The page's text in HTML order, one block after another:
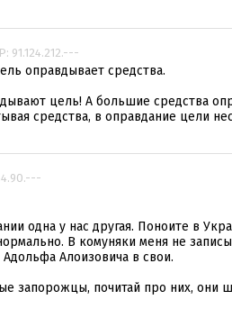
91.124.212.---
оправдывает средства.
цель! А большие средства
средства, в оправдание цели
одна у нас другая. Поноите в
В комуняки меня не
Алоизовича в свои.
запорожцы, почитай про них, они